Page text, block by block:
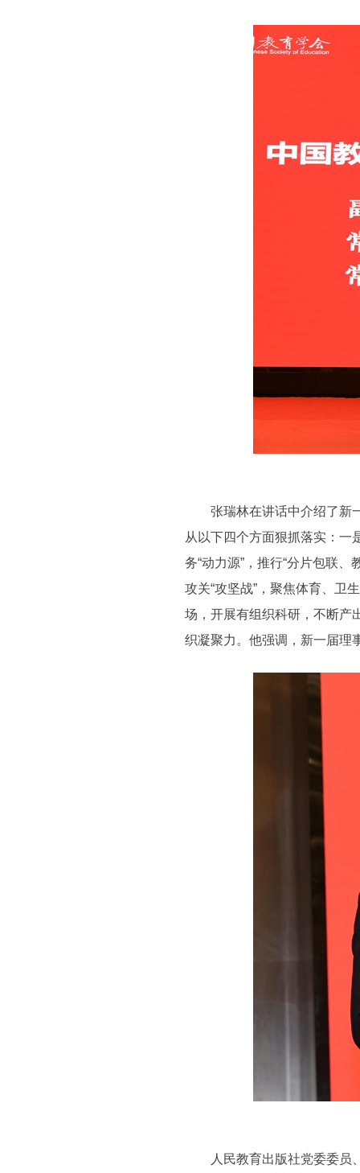
张瑞林在讲话中介绍了新一
从以下四个方面狠抓落实：一
务“动力源”，推行“分片包联
攻关“攻坚战”，聚焦体育、卫
场，开展有组织科研，不断产
织凝聚力。他强调，新一届理
人民教育出版社党委委员、